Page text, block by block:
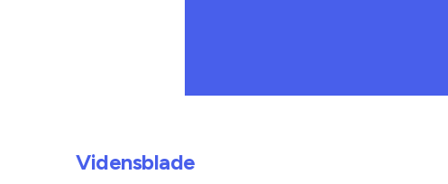
Vidensblade